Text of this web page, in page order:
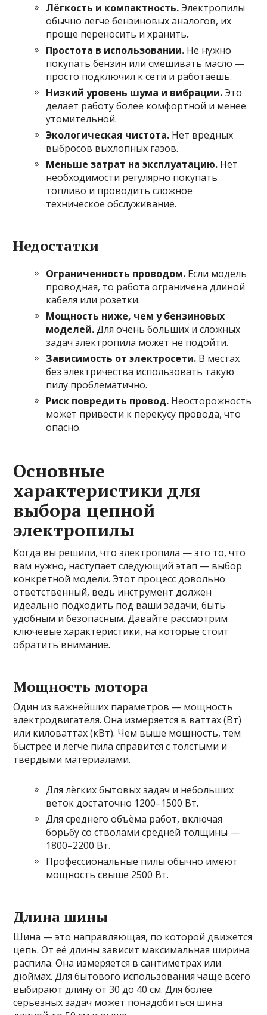
Лёгкость и компактность.Электропилы
обычно легче бензиновых аналогов, их
проще переносить и хранить.
Простота в использовании. Не нужно
покупать бензин или смешивать масло —
просто подключил к сети и работаешь.
Низкий уровень шума и вибрации.Это
делает работу более комфортной и менее
утомительной.
Экологическая чистота. Нет вредных
выбросов выхлопных газов.
Меньше затрат на эксплуатацию. Нет
необходимости регулярно покупать
топливо и проводить сложное
техническое обслуживание.
Недостатки
Ограниченность проводом. Если модель
проводная, то работа ограничена длиной
кабеля или розетки.
Мощность ниже, чем у бензиновых
моделей.Для очень больших и сложных
задач электропила может не подойти.
Зависимость от электросети. В местах
без электричества использовать такую
пилу проблематично.
Риск повредить провод. Неосторожность
может привести к перекусу провода, что
опасно.
Основные
характеристики для
выбора цепной
электропилы
Когда вы решили, что электропила — это то, что
вам нужно, наступает следующий этап — выбор
конкретной модели. Этот процесс довольно
ответственный, ведь инструмент должен
идеально подходить под ваши задачи, быть
удобным и безопасным. Давайте рассмотрим
ключевые характеристики, на которые стоит
обратить внимание.
Мощность мотора
Один из важнейших параметров — мощность
электродвигателя. Она измеряется в ваттах (Вт)
или киловаттах (кВт). Чем выше мощность, тем
быстрее и легче пила справится с толстыми и
твёрдыми материалами.
Для лёгких бытовых задач и небольших
веток достаточно 1200–1500 Вт.
Для среднего объёма работ, включая
борьбу со стволами средней толщины —
1800–2200 Вт.
Профессиональные пилы обычно имеют
мощность свыше 2500 Вт.
Длина шины
Шина — это направляющая, по которой движется
цепь. От её длины зависит максимальная ширина
распила. Она измеряется в сантиметрах или
дюймах. Для бытового использования чаще всего
выбирают длину от 30 до 40 см. Для более
серьёзных задач может понадобиться шина